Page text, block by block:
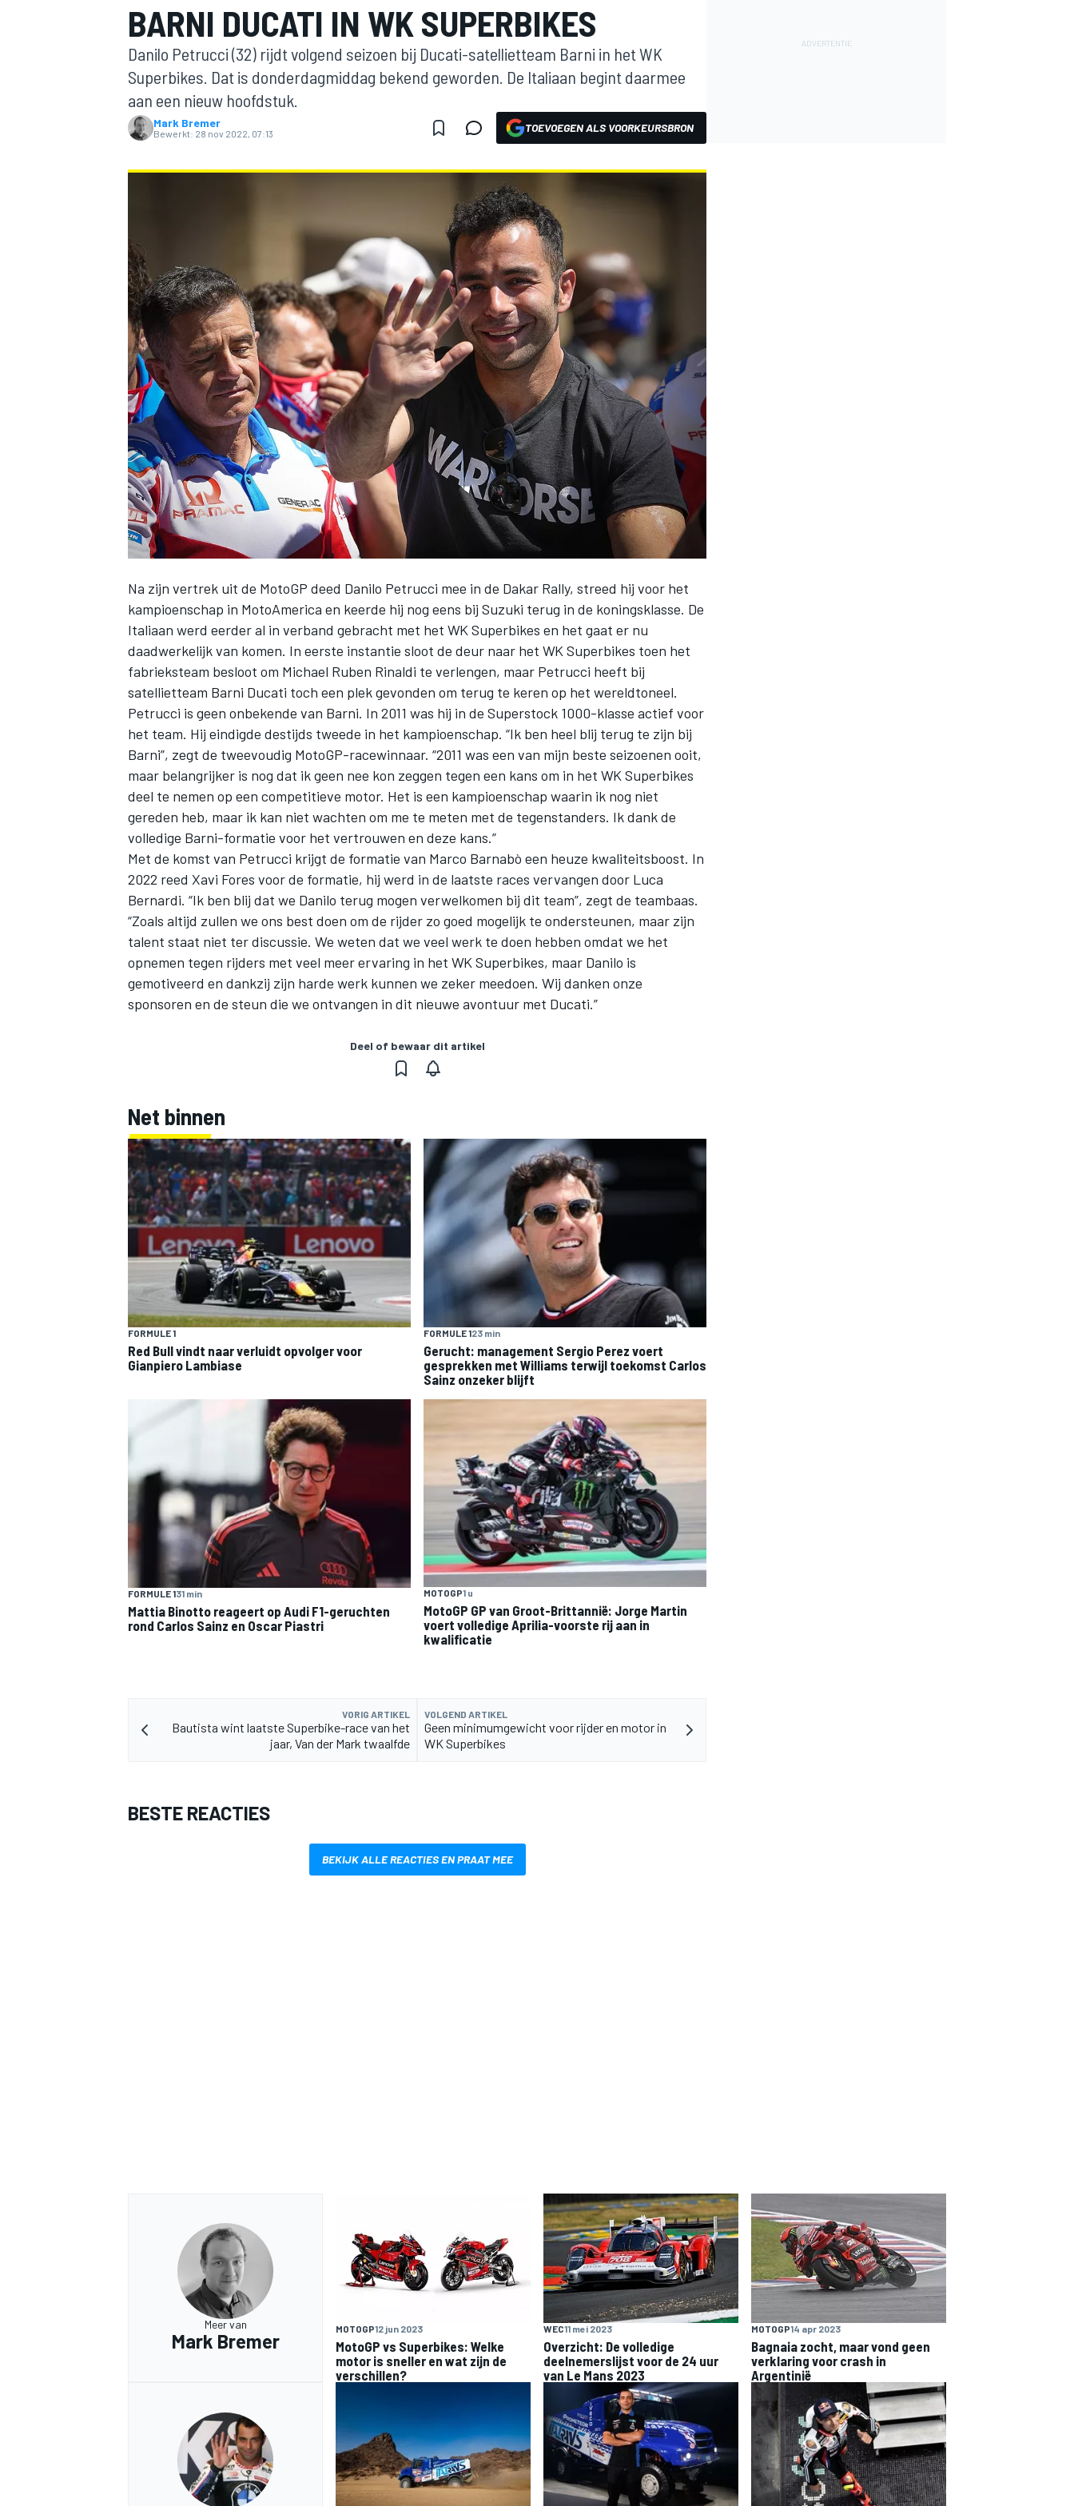
MOTOGP
INDYCAR
WEC DTM
BARNI DUCATI IN WK SUPERBIKES
Danilo Petrucci (32) rijdt volgend seizoen bij Ducati-satellietteam Barni in het WK
Superbikes. Dat is donderdagmiddag bekend geworden. De Italiaan begint daarmee
aan een nieuw hoofdstuk.
Mark Bremer
Bewerkt: 28 nov 2022, 07:13 TOEVOEGEN ALS VOORKEURSBRON
Na zijn vertrek uit de MotoGP deed Danilo Petrucci mee in de Dakar Rally, streed hij voor het
kampioenschap in MotoAmerica en keerde hij nog eens bij Suzuki terug in de koningsklasse. De
Italiaan werd eerder al in verband gebracht met het WK Superbikes en het gaat er nu
daadwerkelijk van komen. In eerste instantie sloot de deur naar het WK Superbikes toen het
fabrieksteam besloot om Michael Ruben Rinaldi te verlengen, maar Petrucci heeft bij
satellietteam Barni Ducati toch een plek gevonden om terug te keren op het wereldtoneel.
Petrucci is geen onbekende van Barni. In 2011 was hij in de Superstock 1000-klasse actief voor
het team. Hij eindigde destijds tweede in het kampioenschap. “Ik ben heel blij terug te zijn bij
Barni”, zegt de tweevoudig MotoGP-racewinnaar. “2011 was een van mijn beste seizoenen ooit,
maar belangrijker is nog dat ik geen nee kon zeggen tegen een kans om in het WK Superbikes
deel te nemen op een competitieve motor. Het is een kampioenschap waarin ik nog niet
gereden heb, maar ik kan niet wachten om me te meten met de tegenstanders. Ik dank de
volledige Barni-formatie voor het vertrouwen en deze kans.”
Met de komst van Petrucci krijgt de formatie van Marco Barnabò een heuze kwaliteitsboost. In
2022 reed Xavi Fores voor de formatie, hij werd in de laatste races vervangen door Luca
Bernardi. “Ik ben blij dat we Danilo terug mogen verwelkomen bij dit team”, zegt de teambaas.
“Zoals altijd zullen we ons best doen om de rijder zo goed mogelijk te ondersteunen, maar zijn
talent staat niet ter discussie. We weten dat we veel werk te doen hebben omdat we het
opnemen tegen rijders met veel meer ervaring in het WK Superbikes, maar Danilo is
gemotiveerd en dankzij zijn harde werk kunnen we zeker meedoen. Wij danken onze
sponsoren en de steun die we ontvangen in dit nieuwe avontuur met Ducati.”
Deel of bewaar dit artikel
Net binnen
FORMULE 1
Red Bull vindt naar verluidt opvolger voor
Gianpiero Lambiase
FORMULE 123 min
Gerucht: management Sergio Perez voert
gesprekken met Williams terwijl toekomst Carlos
Sainz onzeker blijft
FORMULE 131 min
Mattia Binotto reageert op Audi F1-geruchten
rond Carlos Sainz en Oscar Piastri
MOTOGP1 u
MotoGP GP van Groot-Brittannië: Jorge Martin
voert volledige Aprilia-voorste rij aan in
kwalificatie
VORIG ARTIKEL
Bautista wint laatste Superbike-race van het
jaar, Van der Mark twaalfde
VOLGEND ARTIKEL
Geen minimumgewicht voor rijder en motor in
WK Superbikes
BESTE REACTIES
BEKIJK ALLE REACTIES EN PRAAT MEE
Meer van
Mark Bremer
MOTOGP12 jun 2023
MotoGP vs Superbikes: Welke
motor is sneller en wat zijn de
verschillen?
WEC11 mei 2023
Overzicht: De volledige
deelnemerslijst voor de 24 uur
van Le Mans 2023
MOTOGP14 apr 2023
Bagnaia zocht, maar vond geen
verklaring voor crash in
Argentinië